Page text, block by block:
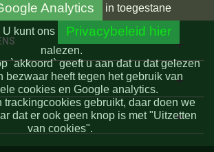
Analytics
in toegestane
U kunt ons Privacybeleid hier
nalezen.
`akkoord` geeft u aan dat u dat gelezen
bezwaar heeft tegen het gebruik van
cookies en Google analytics.
trackingcookies gebruikt, daar doen we
dat er ook geen knop is met "Uitzetten
van cookies".